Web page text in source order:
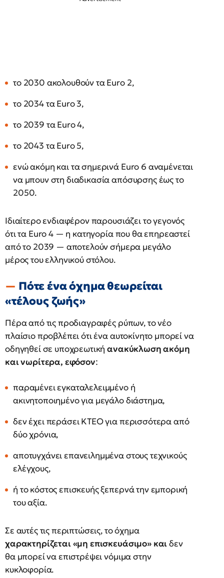
το 2030 ακολουθούν τα Euro 2,
το 2034 τα Euro 3,
το 2039 τα Euro 4,
το 2043 τα Euro 5,
ενώ ακόμη και τα σημερινά Euro 6 αναμένεται
να μπουν στη διαδικασία απόσυρσης έως το
2050.
Ιδιαίτερο ενδιαφέρον παρουσιάζει το γεγονός
ότι τα Euro 4 — η κατηγορία που θα επηρεαστεί
από το 2039 — αποτελούν σήμερα μεγάλο
μέρος του ελληνικού στόλου.
Πότε ένα όχημα θεωρείται
«τέλους ζωής»
Πέρα από τις προδιαγραφές ρύπων, το νέο
πλαίσιο προβλέπει ότι ένα αυτοκίνητο μπορεί να
οδηγηθεί σε υποχρεωτικήανακύκλωση ακόμη
και νωρίτερα, εφόσον:
παραμένει εγκαταλελειμμένο ή
ακινητοποιημένο για μεγάλο διάστημα,
δεν έχει περάσει ΚΤΕΟ για περισσότερα από
δύο χρόνια,
αποτυγχάνει επανειλημμένα στους τεχνικούς
ελέγχους,
ή το κόστος επισκευής ξεπερνά την εμπορική
του αξία.
Σε αυτές τις περιπτώσεις, το όχημα
χαρακτηρίζεται «μη επισκευάσιμο» καιδεν
θα μπορεί να επιστρέψει νόμιμα στην
κυκλοφορία.